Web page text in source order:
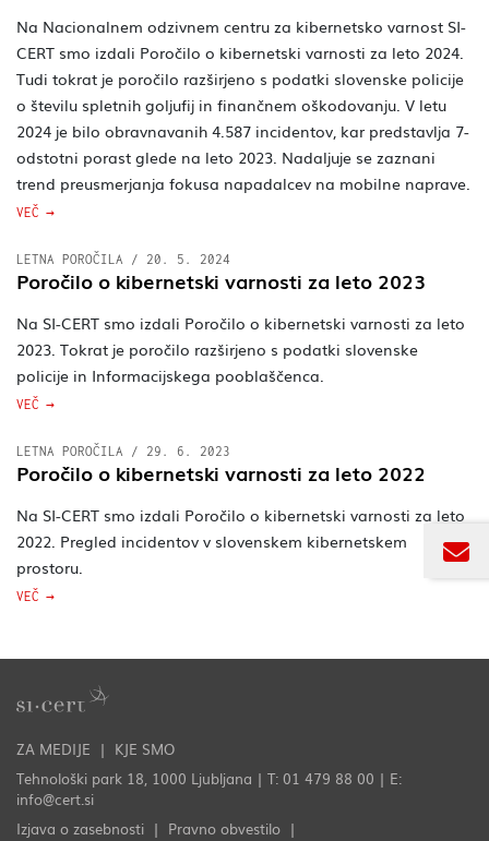
Na Nacionalnem odzivnem centru za kibernetsko varnost SI-
CERT smo izdali Poročilo o kibernetski varnosti za leto 2024.
Tudi tokrat je poročilo razširjeno s podatki slovenske policije
o številu spletnih goljufij in finančnem oškodovanju. V letu
2024 je bilo obravnavanih 4.587 incidentov, kar predstavlja 7-
odstotni porast glede na leto 2023. Nadaljuje se zaznani
trend preusmerjanja fokusa napadalcev na mobilne naprave.
VEČ
LETNA POROČILA / 20. 5. 2024
Poročilo o kibernetski varnosti za leto 2023
Na SI-CERT smo izdali Poročilo o kibernetski varnosti za leto
2023. Tokrat je poročilo razširjeno s podatki slovenske
policije in Informacijskega pooblaščenca.
VEČ
LETNA POROČILA / 29. 6. 2023
Poročilo o kibernetski varnosti za leto 2022
Na SI-CERT smo izdali Poročilo o kibernetski varnosti za leto
2022. Pregled incidentov v slovenskem kibernetskem
prostoru.
VEČ
ZA MEDIJE
KJE SMO
Tehnološki park 18, 1000 Ljubljana | T: 01 479 88 00 | E:
info@cert.si
Izjava o zasebnosti
Pravno obvestilo